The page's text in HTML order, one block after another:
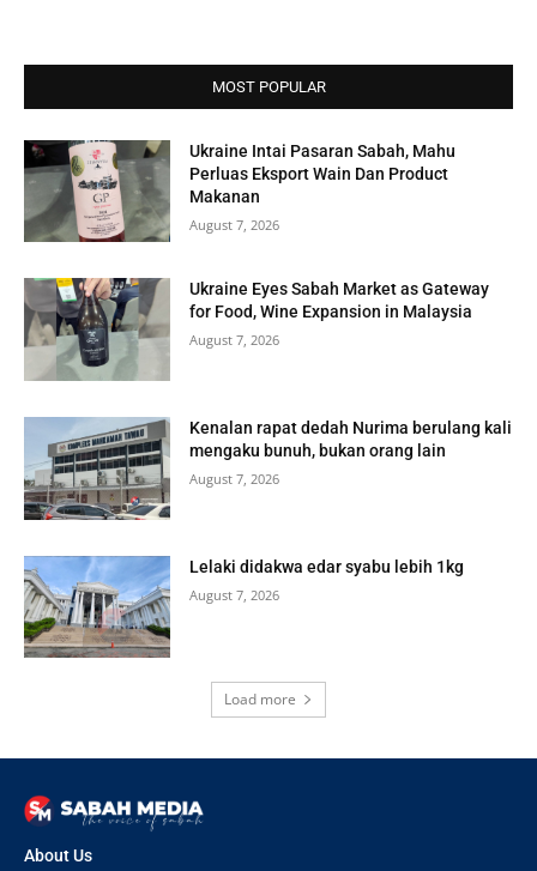
MOST POPULAR
Ukraine Intai Pasaran Sabah, Mahu
Perluas Eksport Wain Dan Product
Makanan
August 7, 2026
Ukraine Eyes Sabah Market as Gateway
for Food, Wine Expansion in Malaysia
August 7, 2026
Kenalan rapat dedah Nurima berulang kali
mengaku bunuh, bukan orang lain
August 7, 2026
Lelaki didakwa edar syabu lebih 1kg
August 7, 2026
Load more
About Us